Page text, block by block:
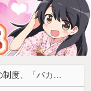
小学生の段階で人生を確定させるドイツ式の制度、「バカを振い落せるから合理的だ」と自惚れていた結果……